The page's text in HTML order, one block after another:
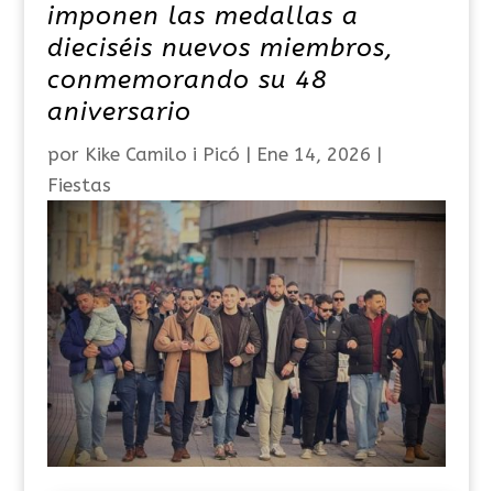
imponen las medallas a
dieciséis nuevos miembros,
conmemorando su 48
aniversario
por Kike Camilo i Picó | Ene 14, 2026 |
Fiestas